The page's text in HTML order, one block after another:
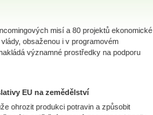
misí a 80 projektů ekonomické
obsaženou i v programovém
významné prostředky na podporu
EU na zemědělství
ohrozit produkci potravin a způsobit